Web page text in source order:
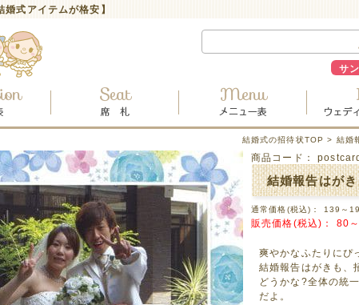
式アイテムが格安】
サ
結婚式の招待状TOP > 結婚
商品コード：
結婚報告はが
通常価格(税込)： 139～
販売価格(税込)： 80
爽やかなふたりにぴ
結婚報告はがきも、
どうかな?全体の統
だよ。